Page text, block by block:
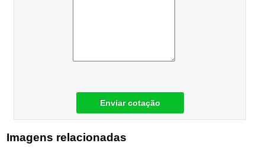
Enviar cotação
Imagens relacionadas